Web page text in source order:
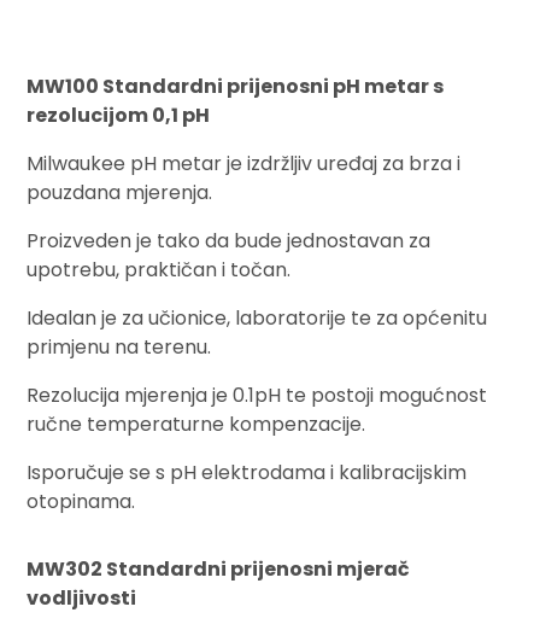
MW100 Standardni prijenosni pH metar s
rezolucijom 0,1 pH
Milwaukee pH metar je izdržljiv uređaj za brza i
pouzdana mjerenja.
Proizveden je tako da bude jednostavan za
upotrebu, praktičan i točan.
Idealan je za učionice, laboratorije te za općenitu
primjenu na terenu.
Rezolucija mjerenja je 0.1pH te postoji mogućnost
ručne temperaturne kompenzacije.
Isporučuje se s pH elektrodama i kalibracijskim
otopinama.
MW302 Standardni prijenosni mjerač
vodljivosti